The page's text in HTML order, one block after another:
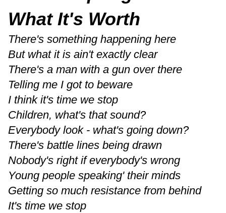
What It's Worth
There's something happening here
But what it is ain't exactly clear
There's a man with a gun over there
Telling me I got to beware
I think it's time we stop
Children, what's that sound?
Everybody look - what's going down?
There's battle lines being drawn
Nobody's right if everybody's wrong
Young people speaking' their minds
Getting so much resistance from behind
It's time we stop